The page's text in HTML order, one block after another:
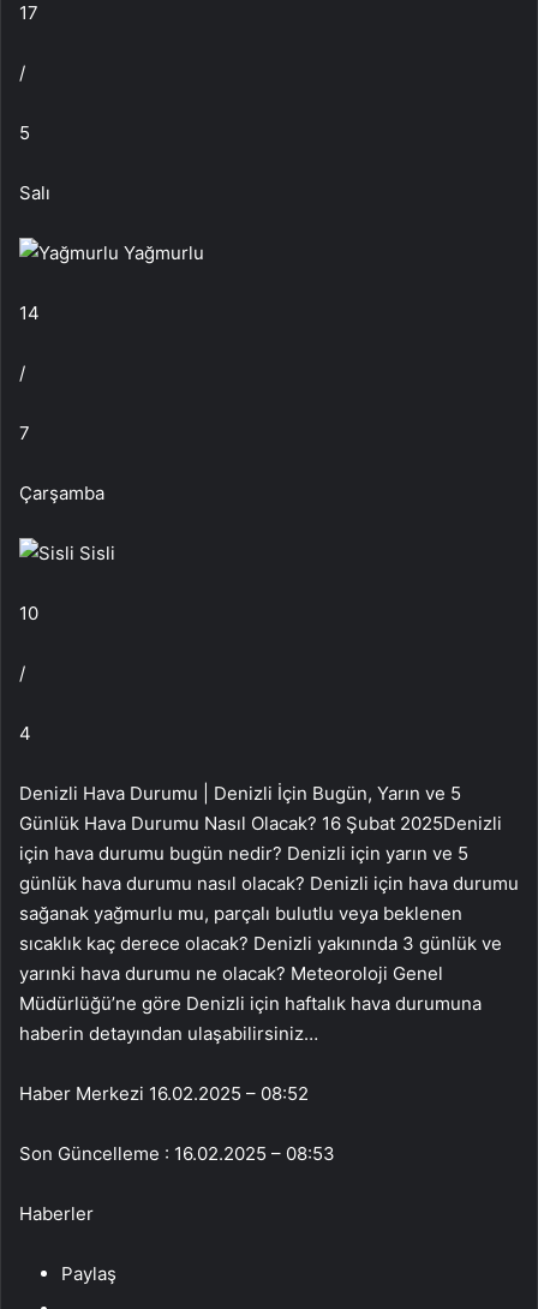
17
/
5
Salı
Yağmurlu
14
/
7
Çarşamba
Sisli
10
/
4
Denizli Hava Durumu | Denizli İçin Bugün, Yarın ve 5
Günlük Hava Durumu Nasıl Olacak? 16 Şubat 2025Denizli
için hava durumu bugün nedir? Denizli için yarın ve 5
günlük hava durumu nasıl olacak? Denizli için hava durumu
sağanak yağmurlu mu, parçalı bulutlu veya beklenen
sıcaklık kaç derece olacak? Denizli yakınında 3 günlük ve
yarınki hava durumu ne olacak? Meteoroloji Genel
Müdürlüğü’ne göre Denizli için haftalık hava durumuna
haberin detayından ulaşabilirsiniz…
Haber Merkezi 16.02.2025 – 08:52
Son Güncelleme : 16.02.2025 – 08:53
Haberler
Paylaş